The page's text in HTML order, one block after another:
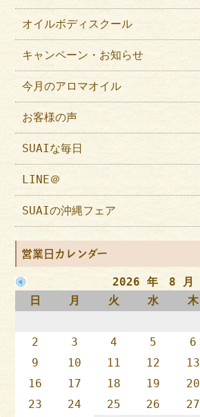
オイルボディスクール
キャンペーン・お知らせ
今月のアロマオイル
お客様の声
SUAIな毎日
LINE＠
SUAIの沖縄フェア
営業日カレンダー
2026 年 8 月
日
月 火 水 木
2
3 4 5 6
9
10 11 12 13
16
17 18 19 20
23
24 25 26 27